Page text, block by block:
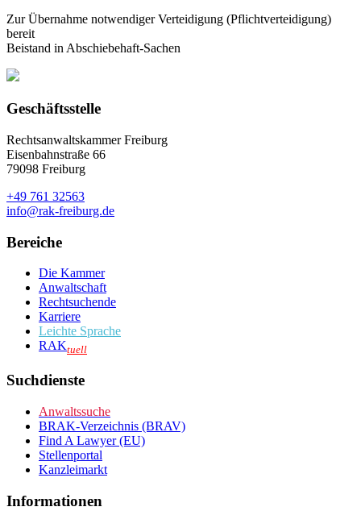
Zur Übernahme notwendiger Verteidigung (Pflichtverteidigung)
bereit
Beistand in Abschiebehaft-Sachen
Geschäftsstelle
Rechtsanwaltskammer Freiburg
Eisenbahnstraße 66
79098 Freiburg
+49 761 32563
info@rak-freiburg.de
Bereiche
Die Kammer
Anwaltschaft
Rechtsuchende
Karriere
Leichte Sprache
RAKtuell
Suchdienste
Anwaltssuche
BRAK-Verzeichnis (BRAV)
Find A Lawyer (EU)
Stellenportal
Kanzleimarkt
Informationen